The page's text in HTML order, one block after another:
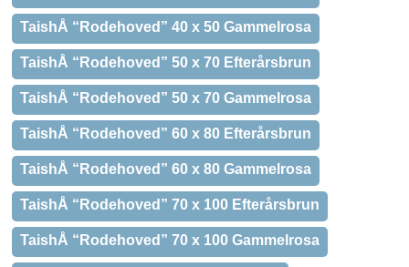
TaishÅ “Rodehoved” 40 x 50 Gammelrosa
TaishÅ “Rodehoved” 50 x 70 Efterårsbrun
TaishÅ “Rodehoved” 50 x 70 Gammelrosa
TaishÅ “Rodehoved” 60 x 80 Efterårsbrun
TaishÅ “Rodehoved” 60 x 80 Gammelrosa
TaishÅ “Rodehoved” 70 x 100 Efterårsbrun
TaishÅ “Rodehoved” 70 x 100 Gammelrosa